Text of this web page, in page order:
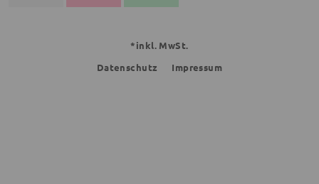
*inkl. MwSt.
Datenschutz
Impressum